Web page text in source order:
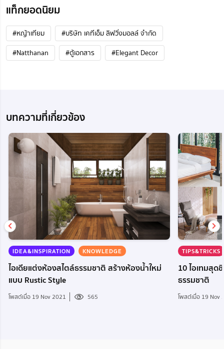
แท็กยอดนิยม
#หญ้าเทียม
#บริษัท เคทีเอ็ม ลิฟวิ่งมอลล์ จำกัด
#Natthanan
#ตู้เอกสาร #Elegant Decor
บทความที่เกี่ยวข้อง
IDEA&INSPIRATION KNOWLEDGE
ไอเดียแต่งห้องสไตล์ธรรมชาติ สร้างห้องน้ำใหม่
แบบ Rustic Style
โพสต์เมื่อ 19 Nov 2021 565
TIPS&TRICKS
10 ไอเทมสุ
ธรรมชาติ
โพสต์เมื่อ 19 Nov